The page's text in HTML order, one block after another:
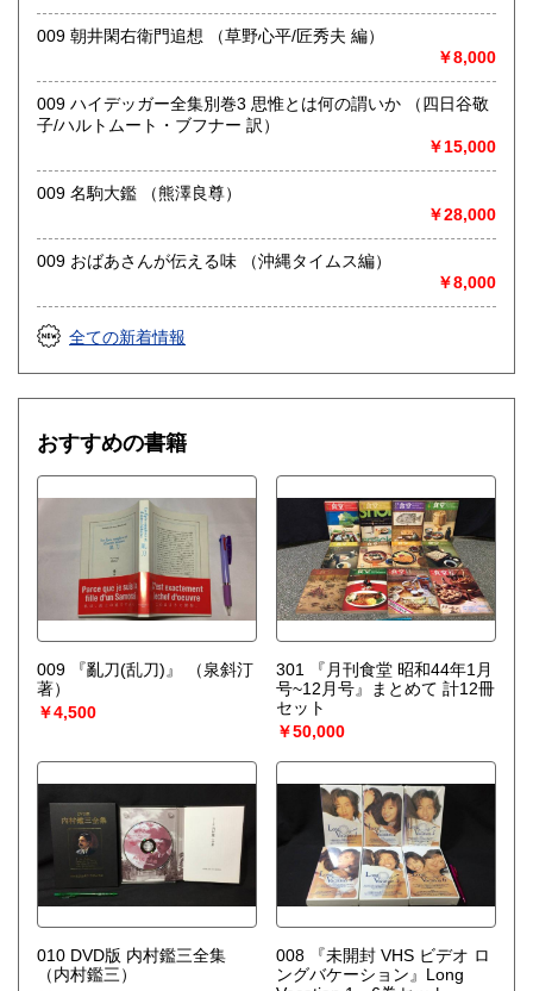
せください。
・本の背表紙の写真を事前にメールでお送りいただけると助
・買取できない本もございます。その際はご了承ください。
《店頭買取ご希望の方》
・東京都小金井市の実店舗までお持ちください。
・営業時間 10:00～19:00 定休日:木曜日
哲学宗教、歴史、古典籍、近代文献、趣味、サブカルチャ
東洋医学、占い、易学、四柱推命、武道、鉄道、近代資料、
古地図、美術、雑誌、受験参考書、CD、DVDなど
009 朝井閑右衛門追想 （草野心平/匠秀夫 編）
￥8,000
009 ハイデッガー全集別巻3 思惟とは何の謂いか （四日谷敬
子/ハルトムート・ブフナー 訳）
￥15,000
009 名駒大鑑 （熊澤良尊）
￥28,000
009 おばあさんが伝える味 （沖縄タイムス編）
￥8,000
全ての新着情報
おすすめの書籍
009 『亂刀(乱刀)』
（泉斜汀
著）
￥4,500
301 『月刊食堂 昭和44年1月
号~12月号』まとめて 計12冊
セット
￥50,000
010 DVD版 内村鑑三全集
（内村鑑三）
008 『未開封 VHS ビデオ ロ
ングバケーション』Long